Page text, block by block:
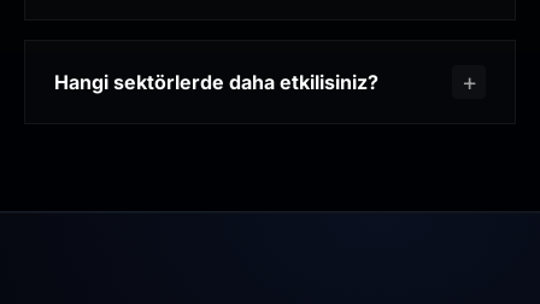
Hangi sektörlerde daha etkilisiniz?